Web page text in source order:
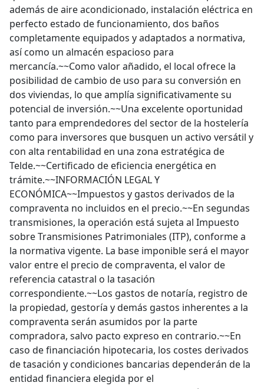
además de aire acondicionado, instalación eléctrica en
perfecto estado de funcionamiento, dos baños
completamente equipados y adaptados a normativa,
así como un almacén espacioso para
mercancía.~~Como valor añadido, el local ofrece la
posibilidad de cambio de uso para su conversión en
dos viviendas, lo que amplía significativamente su
potencial de inversión.~~Una excelente oportunidad
tanto para emprendedores del sector de la hostelería
como para inversores que busquen un activo versátil y
con alta rentabilidad en una zona estratégica de
Telde.~~Certificado de eficiencia energética en
trámite.~~INFORMACIÓN LEGAL Y
ECONÓMICA~~Impuestos y gastos derivados de la
compraventa no incluidos en el precio.~~En segundas
transmisiones, la operación está sujeta al Impuesto
sobre Transmisiones Patrimoniales (ITP), conforme a
la normativa vigente. La base imponible será el mayor
valor entre el precio de compraventa, el valor de
referencia catastral o la tasación
correspondiente.~~Los gastos de notaría, registro de
la propiedad, gestoría y demás gastos inherentes a la
compraventa serán asumidos por la parte
compradora, salvo pacto expreso en contrario.~~En
caso de financiación hipotecaria, los costes derivados
de tasación y condiciones bancarias dependerán de la
entidad financiera elegida por el